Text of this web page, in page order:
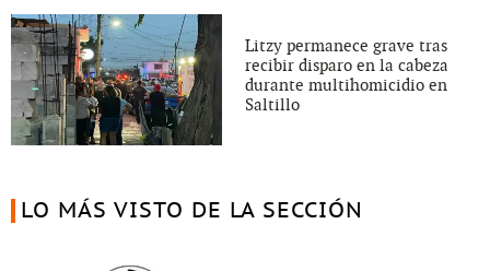
Litzy permanece grave tras
recibir disparo en la cabeza
durante multihomicidio en
Saltillo
LO MÁS VISTO DE LA SECCIÓN